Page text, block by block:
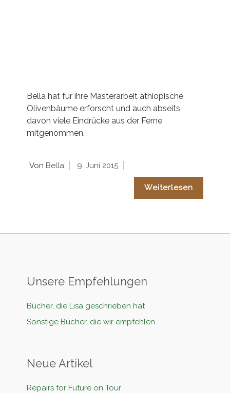
Bella hat für ihre Masterarbeit äthiopische
Olivenbäume erforscht und auch abseits
davon viele Eindrücke aus der Ferne
mitgenommen.
Von Bella 9. Juni 2015
Weiterlesen
Unsere Empfehlungen
Bücher, die Lisa geschrieben hat
Sonstige Bücher, die wir empfehlen
Neue Artikel
Repairs for Future on Tour